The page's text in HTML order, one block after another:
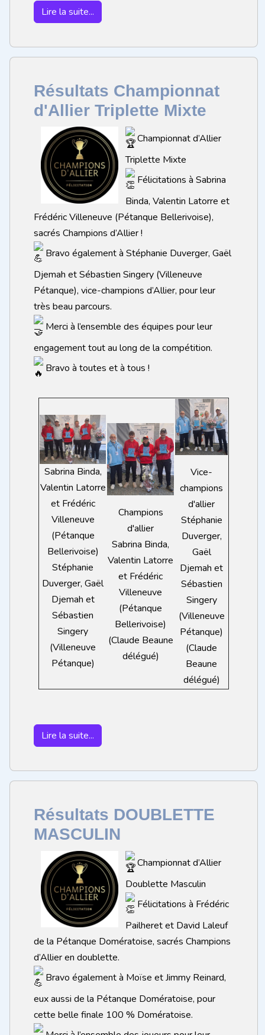
Lire la suite...
Résultats Championnat
d'Allier Triplette Mixte
Championnat d’Allier
Triplette Mixte
Félicitations à Sabrina
Binda, Valentin Latorre et
Frédéric Villeneuve (Pétanque Bellerivoise),
sacrés Champions d’Allier !
Bravo également à Stéphanie Duverger, Gaël
Djemah et Sébastien Singery (Villeneuve
Pétanque), vice-champions d’Allier, pour leur
très beau parcours.
Merci à l’ensemble des équipes pour leur
engagement tout au long de la compétition.
Bravo à toutes et à tous !
Sabrina Binda,
Valentin Latorre
et Frédéric
Villeneuve
(Pétanque
Bellerivoise)
Stéphanie
Duverger, Gaël
Djemah et
Sébastien
Singery
(Villeneuve
Pétanque)
Champions
d'allier
Sabrina Binda,
Valentin Latorre
et Frédéric
Villeneuve
(Pétanque
Bellerivoise)
(Claude Beaune
délégué)
Vice-
champions
d'allier
Stéphanie
Duverger,
Gaël
Djemah et
Sébastien
Singery
(Villeneuve
Pétanque)
(Claude
Beaune
délégué)
Lire la suite...
Résultats DOUBLETTE
MASCULIN
Championnat d’Allier
Doublette Masculin
Félicitations à Frédéric
Pailheret et David Laleuf
de la Pétanque Domératoise, sacrés Champions
d’Allier en doublette.
Bravo également à Moïse et Jimmy Reinard,
eux aussi de la Pétanque Domératoise, pour
cette belle finale 100 % Domératoise.